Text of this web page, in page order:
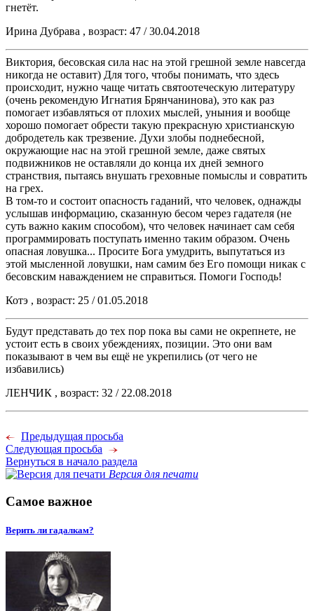
гнетёт.
Ирина Дубрава , возраст: 47 / 30.04.2018
Виктория, бесовская сила нас на этой грешной земле навсегда
никогда не оставит) Для того, чтобы понимать, что здесь
происходит, нужно чаще читать святоотеческую литературу
(очень рекомендую Игнатия Брянчанинова), это как раз
помогает избавляться от плохих мыслей, уныния и вообще
хорошо помогает обрести такую прекрасную христианскую
добродетель как трезвение. Духи злобы поднебесной,
окружающие нас на этой грешной земле, даже святых
подвижников не оставляли до конца их дней земного
странствия, пытаясь внушать греховные помыслы и совратить
на грех.
В том-то и состоит опасность гаданий, что человек, однажды
услышав информацию, сказанную бесом через гадателя (не
суть важно каким способом), что человек начинает сам себя
программировать поступать именно таким образом. Очень
опасная ловушка... Просите Бога умудрить, выпутаться из
этой мысленной ловушки, нам самим без Его помощи никак с
бесовским наваждением не справиться. Помоги Господь!
Котэ , возраст: 25 / 01.05.2018
Будут представать до тех пор пока вы сами не окрепнете, не
устоит есть в своих убеждениях, позиции. Это они вам
показывают в чем вы ещё не укрепились (от чего не
избавились)
ЛЕНЧИК , возраст: 32 / 22.08.2018
Предыдущая просьба
Следующая просьба
Вернуться в начало раздела
Версия для печати
Самое важное
Верить ли гадалкам?